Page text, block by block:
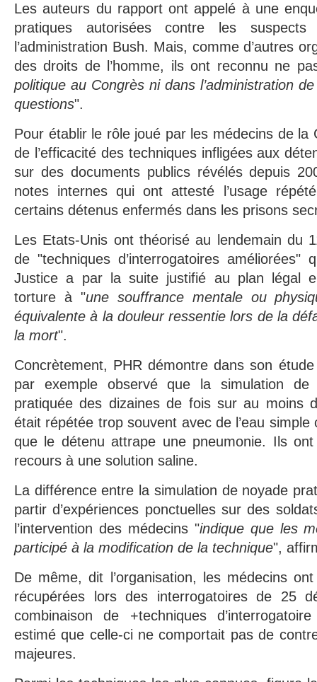
Les auteurs du rapport ont appelé à une
pratiques autorisées contre les
l’administration Bush. Mais, comme d’autres
des droits de l’homme, ils ont reconnu ne
politique au Congrès ni dans l’administration
questions".
Pour établir le rôle joué par les médecins de la
de l’efficacité des techniques infligées aux
sur des documents publics révélés depuis
notes internes qui ont attesté l’usage
certains détenus enfermés dans les prisons
Les Etats-Unis ont théorisé au lendemain du
de "techniques d’interrogatoires
Justice a par la suite justifié au plan légal
torture à "une souffrance mentale ou
équivalente à la douleur ressentie lors de la
la mort".
Concrètement, PHR démontre dans son
par exemple observé que la simulation
pratiquée des dizaines de fois sur au moins
était répétée trop souvent avec de l’eau
que le détenu attrape une pneumonie. Ils
recours à une solution saline.
La différence entre la simulation de noyade
partir d’expériences ponctuelles sur des
l’intervention des médecins "indique que les
participé à la modification de la technique",
De même, dit l’organisation, les médecins
récupérées lors des interrogatoires de 25
combinaison de +techniques
estimé que celle-ci ne comportait pas de
majeures.